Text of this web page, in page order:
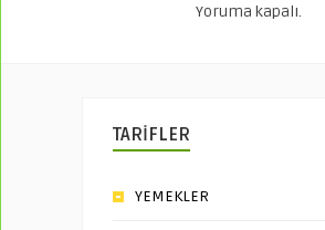
Yoruma kapalı.
TARİFLER
YEMEKLER